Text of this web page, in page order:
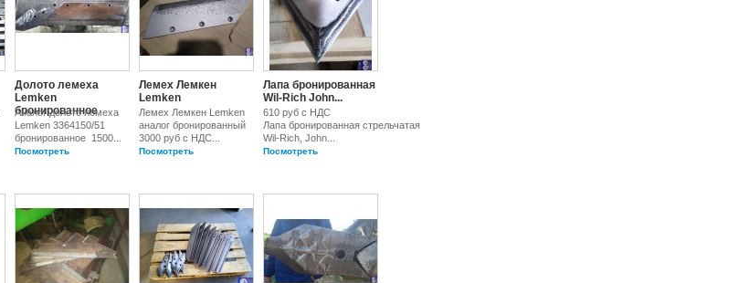
Долото лемеха
Lemken
бронированное
Аналог долото лемеха
Lemken 3364150/51
бронированное 1500...
Посмотреть
Лемех Лемкен
Lemken
Лемех Лемкен Lemken
аналог бронированный
3000 руб с НДС...
Посмотреть
Лапа бронированная
Wil-Rich John...
610 руб с НДС
Лапа бронированная стрельчатая
Wil-Rich, John...
Посмотреть